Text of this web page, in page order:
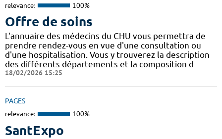
relevance: 100%
Offre de soins
L'annuaire des médecins du CHU vous permettra de
prendre rendez-vous en vue d'une consultation ou
d'une hospitalisation. Vous y trouverez la description
des différents départements et la composition d
18/02/2026 15:25
PAGES
relevance: 100%
SantExpo